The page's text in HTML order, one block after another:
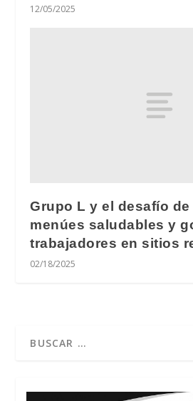
12/05/2025
Grupo L y el desafío
menúes saludables y
trabajadores en sitios
02/18/2025